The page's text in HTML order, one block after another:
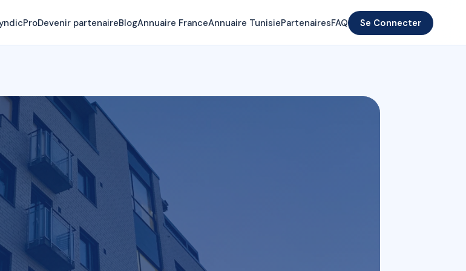
Devenir partenaireBlogAnnuaire FranceAnnuaire TunisiePartenairesFAQ Se Connecter